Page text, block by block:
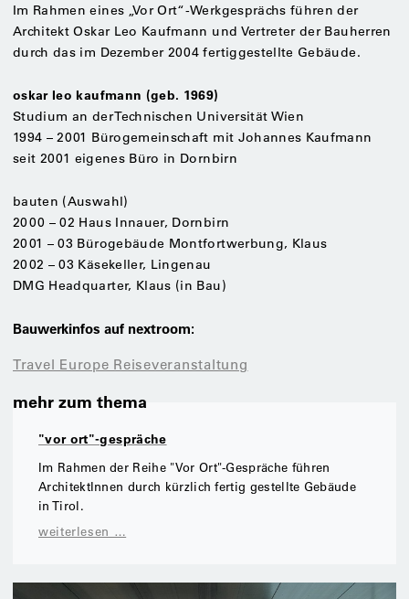
Im Rahmen eines „Vor Ort“-Werkgesprächs führen der
Architekt Oskar Leo Kaufmann und Vertreter der Bauherren
durch das im Dezember 2004 fertiggestellte Gebäude.
oskar leo kaufmann (geb. 1969)
Studium an der Technischen Universität Wien
1994 – 2001 Bürogemeinschaft mit Johannes Kaufmann
seit 2001 eigenes Büro in Dornbirn
bauten (Auswahl)
2000 – 02 Haus Innauer, Dornbirn
2001 – 03 Bürogebäude Montfortwerbung, Klaus
2002 – 03 Käsekeller, Lingenau
DMG Headquarter, Klaus (in Bau)
Bauwerkinfos auf nextroom:
Travel Europe Reiseveranstaltung
mehr zum thema
"vor ort"-gespräche
Im Rahmen der Reihe "Vor Ort"-Gespräche führen
ArchitektInnen durch kürzlich fertig gestellte Gebäude
in Tirol.
weiterlesen …